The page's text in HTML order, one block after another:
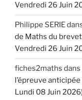
Vendredi 26 Juin
Philippe SERIE
de Maths du
Vendredi 26 Juin
fiches2maths dans
l’épreuve
Lundi 08 Juin